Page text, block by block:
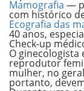
Mamografia —
com histórico
Ecografia das
40 anos,
Check-up
O ginecologista
reprodutor
mulher, no
portanto,